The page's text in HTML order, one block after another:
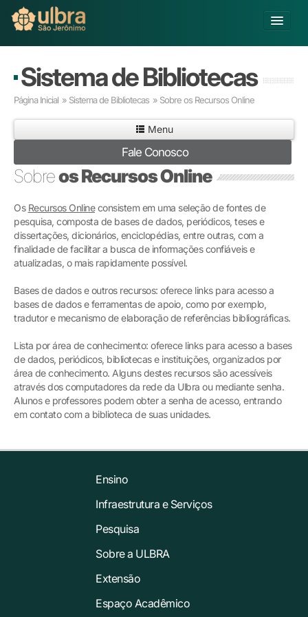
Buscar
Já sou Aluno
Matricule-se
Educação Básica
Graduação
Educação a Distância
Pesquisa
Extensão
Infraestrutura e Serviços
Inovação
Sobre a ULBRA
Sistema de Bibliotecas
Página Inicial » Sistema de Bibliotecas » Sobre os Recursos Online
Menu
Fale Conosco
Sobreos Recursos Online
Os Recursos Onlineconsistem em uma seleção de fontes de
pesquisa, composta de bases de dados, periódicos, teses e
dissertações, dicionários, enciclopédias, entre outras, com a
finalidade de facilitar a busca de informações confiáveis e
atualizadas, o mais rapidamente possível.
Bases de dados e outros recursos: oferece links para acesso a
bases de dados e ferramentas de apoio, como por exemplo,
tradutor e mecanismo de elaboração de referências bibliográficas.
Lista por área de conhecimento: oferece links para acesso a bases
de dados, periódicos, bibliotecas e instituições, organizados por
área de conhecimento. Alguns destes recursos são acessíveis
através dos computadores da rede da Ulbra ou mediante senha.
Alunos e professores podem obter a senha de acesso, entrando
em contato com a biblioteca de suas unidades.
Ensino
Infraestrutura e Serviços
Pesquisa
Sobre a ULBRA
Extensão
Espaço Acadêmico